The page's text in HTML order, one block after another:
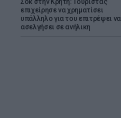
επιχείρησε να χρηματίσει
υπάλληλο για του επιτρέψει να
ασελγήσει σε ανήλικη